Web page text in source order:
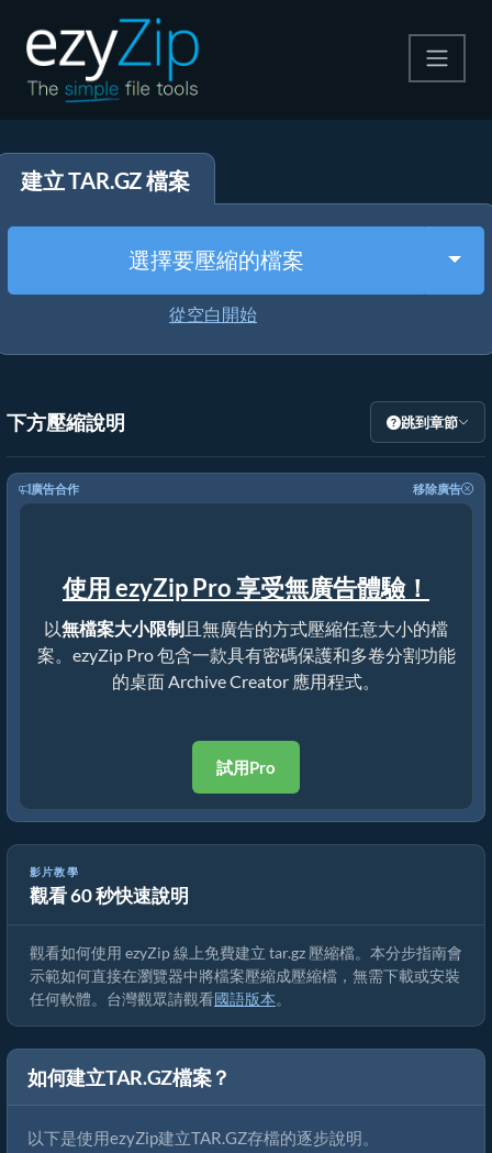
解壓縮
其他工具
建立 TAR.GZ 檔案
選擇要壓縮的檔案
從空白開始
下方壓縮說明 跳到章節
廣告合作 移除廣告
使用 ezyZip Pro 享受無廣告體驗！
以無檔案大小限制且無廣告的方式壓縮任意大小的檔
案。ezyZip Pro 包含一款具有密碼保護和多卷分割功能
的桌面 Archive Creator 應用程式。
試用Pro
影片教學
觀看 60 秒快速說明
如何使用 ezyZip 線上建立 tar.gz 壓縮檔（免費，無需安裝）
觀看如何使用 ezyZip 線上免費建立 tar.gz 壓縮檔。本分步指南會
示範如何直接在瀏覽器中將檔案壓縮成壓縮檔，無需下載或安裝
任何軟體。台灣觀眾請觀看國語版本。
如何建立TAR.GZ檔案？
以下是使用ezyZip建立TAR.GZ存檔的逐步說明。